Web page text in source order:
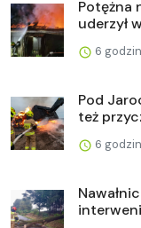
Potężna
uderzył
6
Pod
też
6